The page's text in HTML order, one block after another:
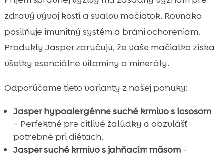
zdravý vývoj kostí a svalov mačiatok. Rovnako
posilňuje imunitný systém a bráni ochoreniam.
Produkty Jasper zaručujú, že vaše mačiatko získa
všetky esenciálne vitamíny a minerály.
Odporúčame tieto varianty z našej ponuky:
Jasper hypoalergénne suché krmivo s lososom
– Perfektné pre citlivé žalúdky a obzvlášť
potrebné pri diétach.
Jasper suché krmivo s jahňacím mäsom–